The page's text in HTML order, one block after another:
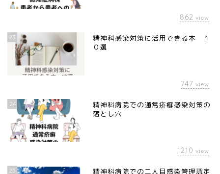
862 view
23
精神科感染対策に活用できる本 １
０選
747 view
24
精神科病院での通常疥癬感染対策の
落とし穴
1210 view
25
精神科病院での二人目感染管理認定